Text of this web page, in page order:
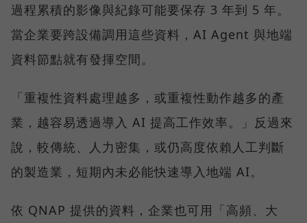
過程累積的影像與紀錄可能要保存 3 年到 5 年。
當企業要跨設備調用這些資料，AI Agent 與地端
資料節點就有發揮空間。
「重複性資料處理越多，或重複性動作越多的產
業，越容易透過導入 AI 提高工作效率。」反過來
說，較傳統、人力密集，或仍高度依賴人工判斷
的製造業，短期內未必能快速導入地端 AI。
依 QNAP 提供的資料，企業也可用「高頻、大